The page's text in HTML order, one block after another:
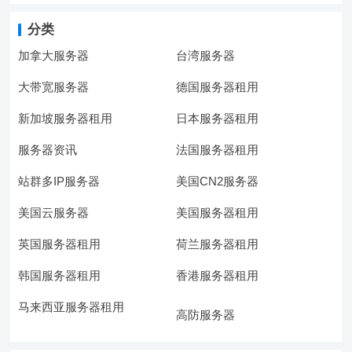
分类
加拿大服务器 台湾服务器
大带宽服务器 德国服务器租用
新加坡服务器租用 日本服务器租用
服务器资讯 法国服务器租用
站群多IP服务器 美国CN2服务器
美国云服务器 美国服务器租用
英国服务器租用 荷兰服务器租用
韩国服务器租用 香港服务器租用
马来西亚服务器租用
高防服务器